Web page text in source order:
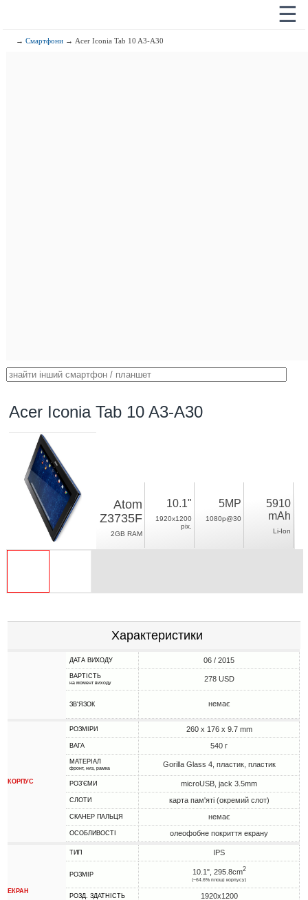
☰
→Смартфони → Acer Iconia Tab 10 A3-A30
Acer Iconia Tab 10 A3-A30
Atom
Z3735F
2GB RAM
10.1"
1920x1200
pix.
5MP
1080p@30
5910
mAh
Li-Ion
Характеристики
ДАТА ВИХОДУ 06 / 2015
ВАРТІСТЬ
на момент виходу 278 USD
ЗВ'ЯЗОК немає
КОРПУС
РОЗМІРИ 260 x 176 x 9.7 mm
ВАГА 540 г
МАТЕРІАЛ
фронт, низ, рамка Gorilla Glass 4, пластик, пластик
РОЗ'ЄМИ microUSB, jack 3.5mm
СЛОТИ карта пам'яті (окремий слот)
СКАНЕР ПАЛЬЦЯ немає
ОСОБЛИВОСТІ олеофобне покриття екрану
ЕКРАН
ТИП IPS
РОЗМІР 10.1", 295.8cm2
(~64.6% площі корпусу)
РОЗД. ЗДАТНІСТЬ 1920x1200